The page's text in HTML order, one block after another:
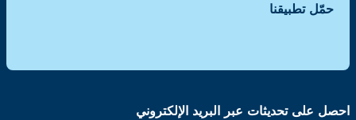
حمّل تطبيقنا
احصل على تحديثات عبر البريد الإلكتروني